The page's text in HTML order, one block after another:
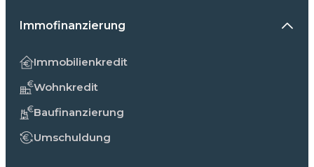
Immofinanzierung
Immobilienkredit
Wohnkredit
Baufinanzierung
Umschuldung